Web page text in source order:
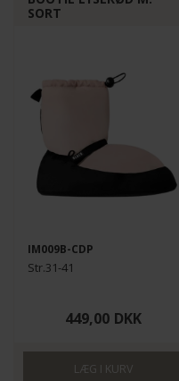
SORT
IM009B-CDP
Str.31-41
449,00 DKK